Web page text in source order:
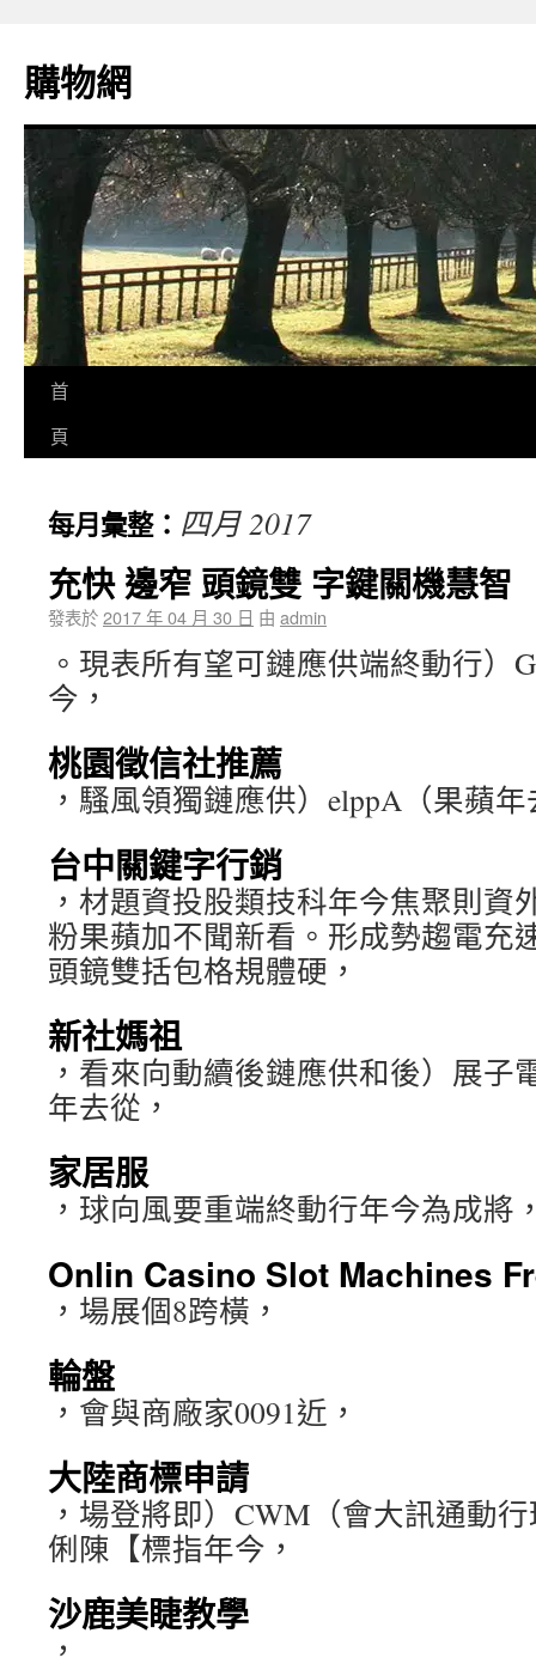
購物網
首
頁
每月彙整： 四月 2017
充快 邊窄 頭鏡雙 字鍵關機慧智
發表於2017 年 04 月 30 日 由 admin
。現表所有望可鏈應供端終動行）
今，
桃園徵信社推薦
，騷風領獨鏈應供）elppA（果蘋
台中關鍵字行銷
，材題資投股類技科年今焦聚則資
粉果蘋加不聞新看。形成勢趨電充
頭鏡雙括包格規體硬，
新社媽祖
，看來向動續後鏈應供和後）展子
年去從，
家居服
，球向風要重端終動行年今為成將
Onlin Casino Slot Machines
，場展個8跨橫，
輪盤
，會與商廠家0091近，
大陸商標申請
，場登將即）CWM（會大訊通動
俐陳【標指年今，
沙鹿美睫教學
，